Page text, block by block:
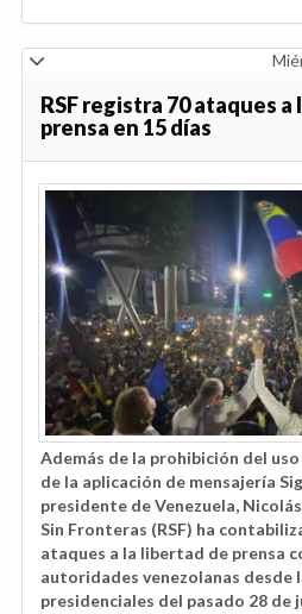
RSF registra 70 ataques
prensa en 15 días
Además de la prohibición del
de la aplicación de mensajería
presidente de Venezuela,
Sin Fronteras (RSF) ha
ataques a la libertad de prensa
autoridades venezolanas desde
presidenciales del pasado 28 de